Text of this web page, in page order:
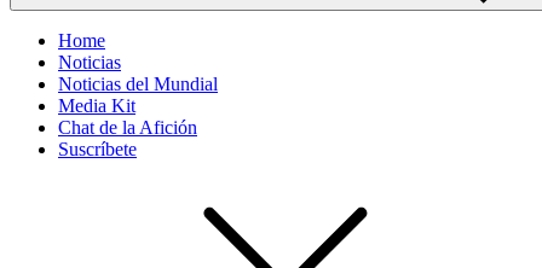
Home
Noticias
Noticias del Mundial
Media Kit
Chat de la Afición
Suscríbete